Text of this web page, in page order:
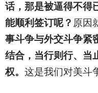
话，那是被逼得不得
能顺利签订呢？ 原因
事斗争与外交斗争紧
结合，当行则行、当
权。 这是我们对美斗